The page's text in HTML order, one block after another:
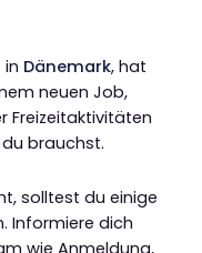
Dänemark, hat
neuen Job,
Freizeitaktivitäten
brauchst.
solltest du einige
Informiere dich
wie Anmeldung,